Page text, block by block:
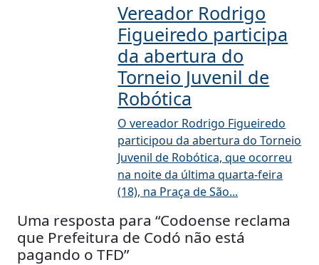
Vereador Rodrigo
Figueiredo participa
da abertura do
Torneio Juvenil de
Robótica
O vereador Rodrigo Figueiredo
participou da abertura do Torneio
Juvenil de Robótica, que ocorreu
na noite da última quarta-feira
(18), na Praça de São...
Uma resposta para “Codoense reclama
que Prefeitura de Codó não está
pagando o TFD”